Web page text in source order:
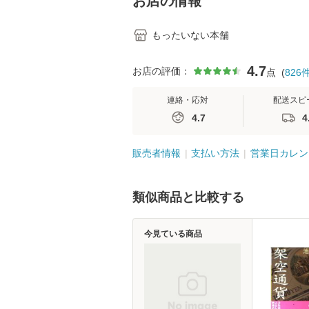
もったいない本舗
お店の評価： 4.7点 (826
連絡・応対
4.7
配送スピ
販売者情報 支払い方法 営業日カレ
類似商品と比較する
今見ている商品